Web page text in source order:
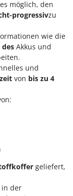
möglich, den
progressivzu
wie die
des Akkus und
und
von bis zu 4
geliefert,
in der